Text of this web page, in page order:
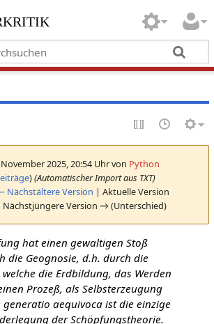
2025, 20:54 Uhr von Python
)(Automatischer Import aus TXT)
Nächstältere Version | Aktuelle Version
Version → (Unterschied)
hat einen gewaltigen Stoß
die Geognosie, d.h. durch die
welche die Erdbildung, das Werden
Prozeß, als Selbsterzeugung
aequivoca ist die einzige
der Schöpfungstheorie.